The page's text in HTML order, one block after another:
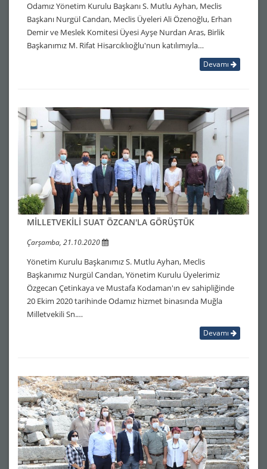
Odamız Yönetim Kurulu Başkanı S. Mutlu Ayhan, Meclis
Başkanı Nurgül Candan, Meclis Üyeleri Ali Özenoğlu, Erhan
Demir ve Meslek Komitesi Üyesi Ayşe Nurdan Aras, Birlik
Başkanımız M. Rifat Hisarcıklıoğlu'nun katılımıyla…
Devamı
MİLLETVEKİLİ SUAT ÖZCAN'LA GÖRÜŞTÜK
Çarşamba, 21.10.2020
Yönetim Kurulu Başkanımız S. Mutlu Ayhan, Meclis
Başkanımız Nurgül Candan, Yönetim Kurulu Üyelerimiz
Özgecan Çetinkaya ve Mustafa Kodaman'ın ev sahipliğinde
20 Ekim 2020 tarihinde Odamız hizmet binasında Muğla
Milletvekili Sn.…
Devamı